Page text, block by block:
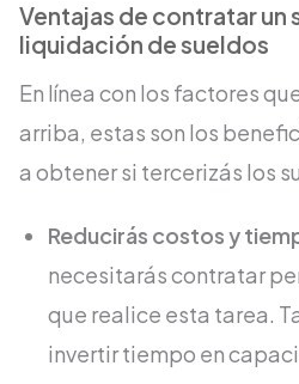
Ventajas de contratar un
liquidación de sueldos
En línea con los factores
arriba, estas son los
a obtener si tercerizás los
Reducirás costos y
necesitarás contratar
que realice esta tarea.
invertir tiempo en